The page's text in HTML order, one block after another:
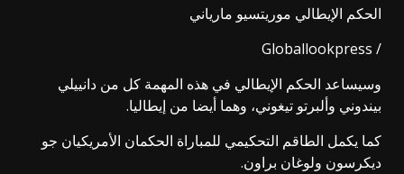
الحكم الإيطالي موريتسيو مارياني
/ Globallookpress
وسيساعد الحكم الإيطالي في هذه المهمة كل من دانييلي
بيندوني وألبرتو تيغوني، وهما أيضا من إيطاليا.
كما يكمل الطاقم التحكيمي للمباراة الحكمان الأمريكيان جو
ديكرسون ولوغان براون.